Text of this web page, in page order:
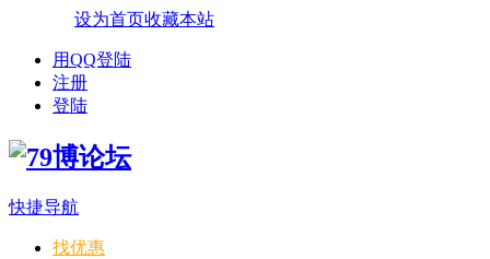
设为首页收藏本站
用QQ登陆
注册
登陆
快捷导航
找优惠